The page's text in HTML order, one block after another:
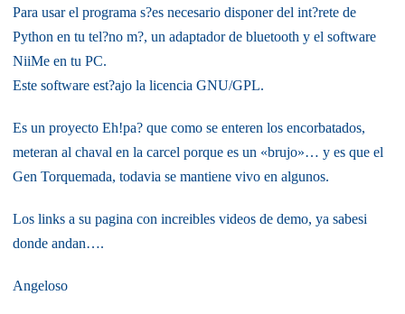
Para usar el programa s?es necesario disponer del int?rete de
Python en tu tel?no m?, un adaptador de bluetooth y el software
NiiMe en tu PC.
Este software est?ajo la licencia GNU/GPL.
Es un proyecto Eh!pa? que como se enteren los encorbatados,
meteran al chaval en la carcel porque es un «brujo»… y es que el
Gen Torquemada, todavia se mantiene vivo en algunos.
Los links a su pagina con increibles videos de demo, ya sabesi
donde andan….
Angeloso